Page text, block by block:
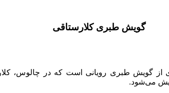
گویش طبری کلارستاقی
از گویش طبری رویانی است که در چالوس،
می‌شود.